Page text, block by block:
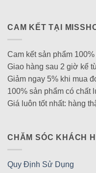
CAM KẾT TẠI
Cam kết sản phẩm
Giao hàng sau 2 giờ kể
Giảm ngay 5% khi mua
100% sản phẩm có chất
Giá luôn tốt nhất: hàng
CHĂM SÓC KHÁCH
Quy Định Sử Dụng